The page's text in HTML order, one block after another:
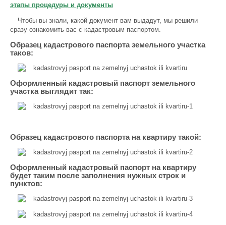
этапы процедуры и документы
Чтобы вы знали, какой документ вам выдадут, мы решили
сразу ознакомить вас с кадастровым паспортом.
Образец кадастрового паспорта земельного участка
таков:
Оформленный кадастровый паспорт земельного
участка выглядит так:
Образец кадастрового паспорта на квартиру такой:
Оформленный кадастровый паспорт на квартиру
будет таким после заполнения нужных строк и
пунктов: